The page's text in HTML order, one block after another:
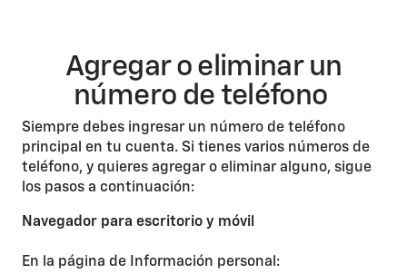
Agregar o eliminar un
número de teléfono
Siempre debes ingresar un número de teléfono
principal en tu cuenta. Si tienes varios números de
teléfono, y quieres agregar o eliminar alguno, sigue
los pasos a continuación:
Navegador para escritorio y móvil
En la página de Información personal: